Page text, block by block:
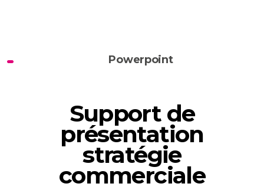
Powerpoint
Support de
présentation
stratégie
commerciale